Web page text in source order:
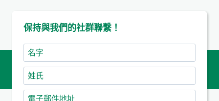
保持與我們的社群聯繫！
名
字
姓
氏
電